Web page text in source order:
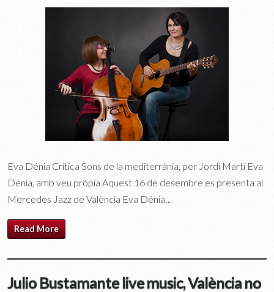
Eva Dénia Crítica Sons de la mediterrània, per Jordi Martí Eva
Dénia, amb veu pròpia Aquest 16 de desembre es presenta al
Mercedes Jazz de València Eva Dénia…
Read More
Julio Bustamante live music, València no